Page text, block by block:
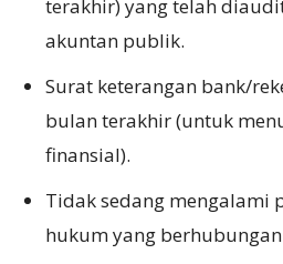
terakhir) yang telah
akuntan publik.
Surat keterangan bank/
bulan terakhir (untuk
finansial).
Tidak sedang mengalami
hukum yang